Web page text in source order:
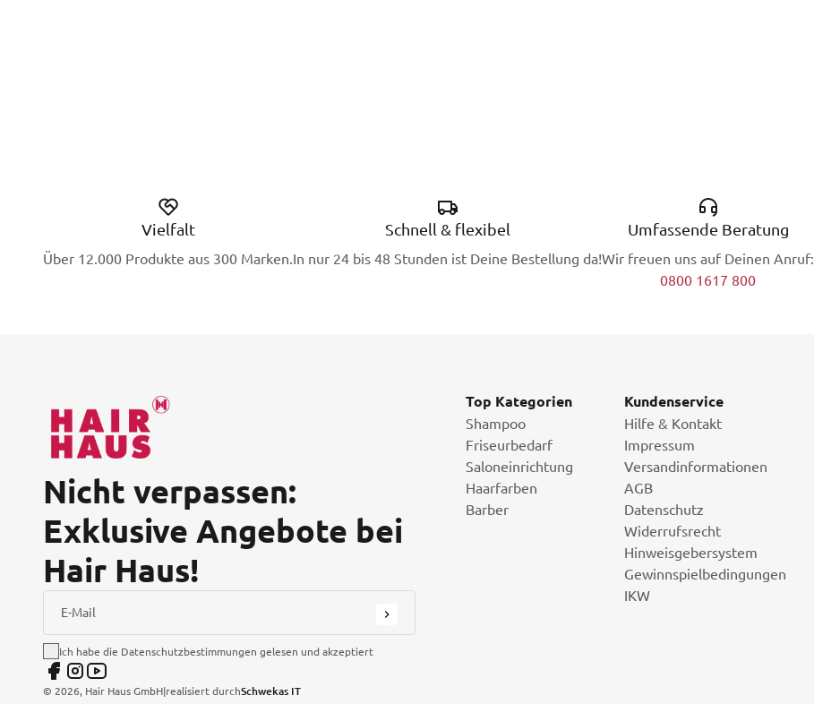
Vielfalt
Über 12.000 Produkte aus 300 Marken.
Schnell & flexibel
In nur 24 bis 48 Stunden ist Deine Bestellung da!
Umfassende Beratung
Wir freuen uns auf Deinen Anruf:
0800 1617 800
Nicht verpassen:
Exklusive Angebote bei
Hair Haus!
E-Mail
Ich habe die Datenschutzbestimmungen gelesen und akzeptiert
Top Kategorien
Shampoo
Friseurbedarf
Saloneinrichtung
Haarfarben
Barber
Kundenservice
Hilfe & Kontakt
Impressum
Versandinformationen
AGB
Datenschutz
Widerrufsrecht
Hinweisgebersystem
Gewinnspielbedingungen
IKW
© 2026, Hair Haus GmbH|realisiert durchSchwekas IT